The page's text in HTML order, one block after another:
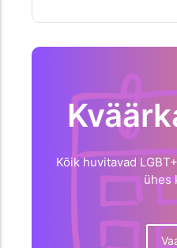
Kõik huvitavad
ühes